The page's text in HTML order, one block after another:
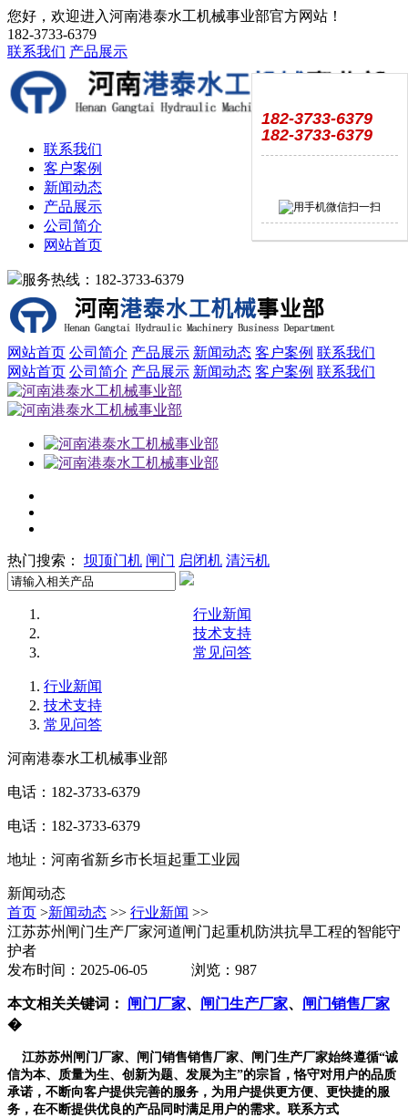
您好，欢迎进入河南港泰水工机械事业部官方网站！
182-3733-6379
联系我们 产品展示
联系我们
客户案例
新闻动态
产品展示
公司简介
网站首页
服务热线：182-3733-6379
网站首页 公司简介 产品展示 新闻动态 客户案例 联系我们
网站首页 公司简介 产品展示 新闻动态 客户案例 联系我们
热门搜索： 坝顶门机 闸门 启闭机 清污机
行业新闻
技术支持
常见问答
行业新闻
技术支持
常见问答
河南港泰水工机械事业部
电话：182-3733-6379
电话：182-3733-6379
地址：河南省新乡市长垣起重工业园
新闻动态
首页 >新闻动态 >> 行业新闻 >>
江苏苏州闸门生产厂家河道闸门起重机防洪抗旱工程的智能守
护者
发布时间：2025-06-05 浏览：987
本文相关关键词： 闸门厂家、 闸门生产厂家、 闸门销售厂家
�
江苏苏州闸门厂家、闸门销售销售厂家、闸门生产厂家始终遵循“诚
信为本、质量为生、创新为题、发展为主”的宗旨，恪守对用户的品质
承诺，不断向客户提供完善的服务，为用户提供更方便、更快捷的服
务，在不断提供优良的产品同时满足用户的需求。联系方式
182-3733-6379
182-3733-6379